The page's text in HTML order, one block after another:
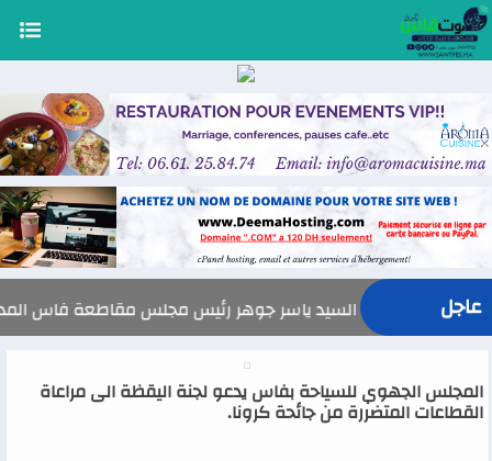
عاجل السيد ياسر جوهر رئيس مجلس مقاطعة فاس المدينة يهنئ
المجلس الجهوي للسياحة بفاس يدعو لجنة اليقظة الى مراعاة
القطاعات المتضررة من جائحة كرونا.